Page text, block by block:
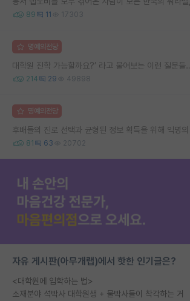
89 11 17303
명예의전당
214 29 49898
명예의전당
81 63 20702
자유 게시판(아무개랩)에서 핫한 인기글은?
<대학원에 입학하는 법>
소재분야 석박사 대학원생 + 물박사들이 착각하는 거